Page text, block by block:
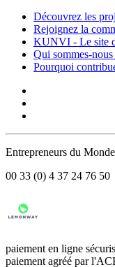
Découvrez les
Rejoignez la
KUNVI - Le site
Qui sommes-nous
Pourquoi
Entrepreneurs du
00 33 (0) 4 37 24 76 50
paiement en ligne
paiement agréé par